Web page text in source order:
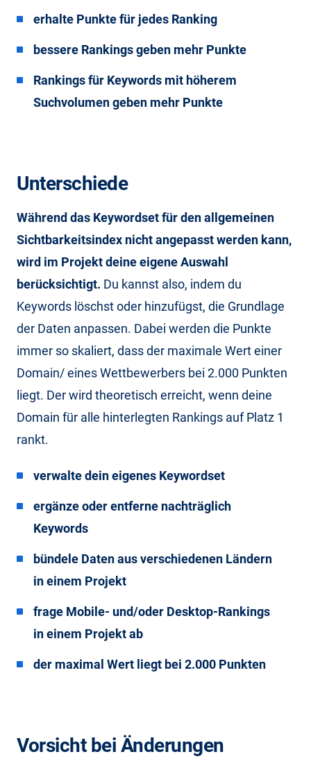
erhalte Punkte für jedes Ranking
bessere Rankings geben mehr Punkte
Rankings für Keywords mit höherem
Suchvolumen geben mehr Punkte
Unterschiede
Während das Keywordset für den allgemeinen
Sichtbarkeitsindex nicht angepasst werden kann,
wird im Projekt deine eigene Auswahl
berücksichtigt. Du kannst also, indem du
Keywords löschst oder hinzufügst, die Grundlage
der Daten anpassen. Dabei werden die Punkte
immer so skaliert, dass der maximale Wert einer
Domain/ eines Wettbewerbers bei 2.000 Punkten
liegt. Der wird theoretisch erreicht, wenn deine
Domain für alle hinterlegten Rankings auf Platz 1
rankt.
verwalte dein eigenes Keywordset
ergänze oder entferne nachträglich
Keywords
bündele Daten aus verschiedenen Ländern
in einem Projekt
frage Mobile- und/oder Desktop-Rankings
in einem Projekt ab
der maximal Wert liegt bei 2.000 Punkten
Vorsicht bei Änderungen